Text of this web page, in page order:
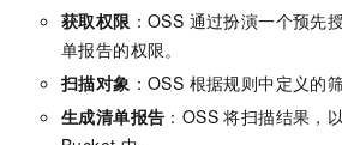
获取权限 ：OSS 通过扮演一个预先
单报告的权限。
扫描对象 ：OSS 根据规则中定义的
生成清单报告 ：OSS 将扫描结果，